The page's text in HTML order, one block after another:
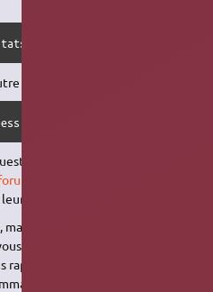
stats --filter "- .thumbnails/"
exemple :
--filter "- .iso" --filter "-
sur la rédaction de leur
questions.
nous avons préféré bien
offrir plusieurs choix. Pour la
par contre : un simple
de votre choix dans la